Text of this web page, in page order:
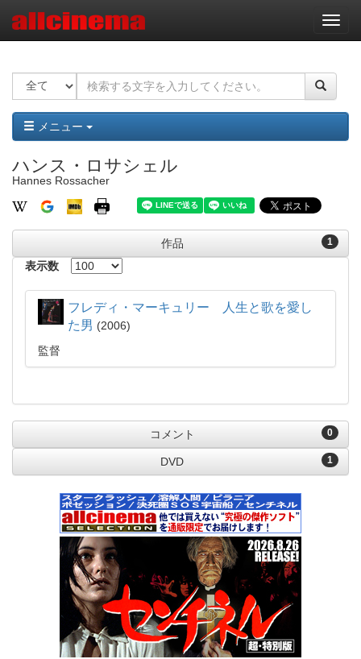
ナ
ビ
ー
ョ
ン
メニュー
ハンス・ロサシェル
Hannes Rossacher
1
作品
表示数
フレディ・マーキュリー 人生と歌を愛し
た男
2006
監督
0
コメント
1
DVD